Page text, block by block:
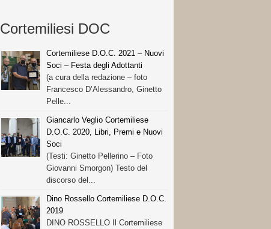
Cortemiliesi DOC
Cortemiliese D.O.C. 2021 – Nuovi
Soci – Festa degli Adottanti
(a cura della redazione – foto
Francesco D’Alessandro, Ginetto
Pelle...
Giancarlo Veglio Cortemiliese
D.O.C. 2020, Libri, Premi e Nuovi
Soci
(Testi: Ginetto Pellerino – Foto
Giovanni Smorgon) Testo del
discorso del...
Dino Rossello Cortemiliese D.O.C.
2019
DINO ROSSELLO Il Cortemiliese